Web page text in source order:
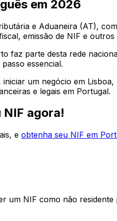
em 2026
e Aduaneira (AT),
emissão de NIF e outros
faz parte desta rede
essencial.
um negócio em
e legais em Portugal.
agora!
e obtenha seu NIF em
um NIF como não